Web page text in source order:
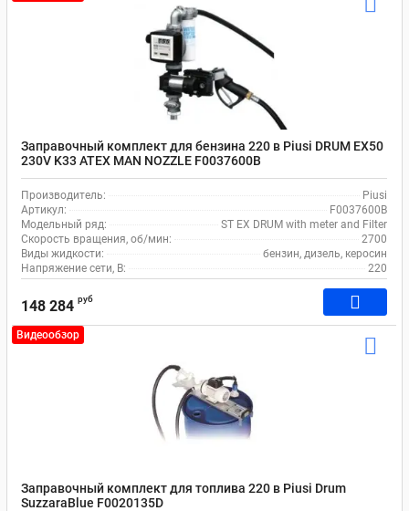
Заправочный комплект для бензина 220 в Piusi DRUM EX50
230V K33 ATEX MAN NOZZLE F0037600B
Производитель:
Piusi
Артикул:
F0037600B
Модельный ряд:
ST EX DRUM with meter and Filter
Скорость вращения, об/мин:
2700
Виды жидкости:
бензин, дизель, керосин
Напряжение сети, В:
220
148 284 руб
Видеообзор
Заправочный комплект для топлива 220 в Piusi Drum
SuzzaraBlue F0020135D